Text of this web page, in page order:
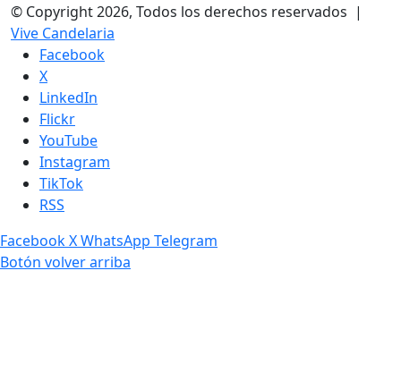
© Copyright 2026, Todos los derechos reservados |
Vive Candelaria
Facebook
X
LinkedIn
Flickr
YouTube
Instagram
TikTok
RSS
FacebookXWhatsApp Telegram
Botón volver arriba